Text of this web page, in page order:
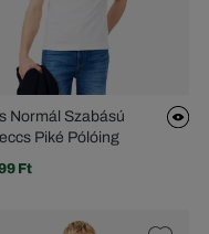
Normál Szabású
Piké Pólóing
Ft